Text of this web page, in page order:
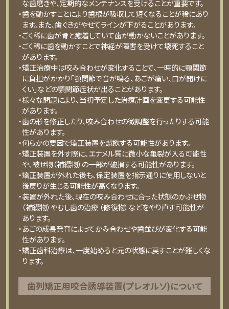
な歯磨きや、定期的なメンテナンスを受けることが重要です。
・歯を動かすことにより歯根が吸収して短くなることが稀にあり
ます。また、歯ぐきがやせてラインが下がることがあります。
・ごく稀に歯が骨と癒着していて歯が動かないことがあります。
・ごく稀に歯を動かすことで神経が障害を受けて壊死すること
があります。
・矯正治療中は咬み合わせが変化することで、一時的に顎関節
に負担がかかり「顎関節で音が鳴る、あごが痛い、口が開けに
くい」などの顎関節症状が出ることがあります。
・様々な問題により、当初予定した治療計画を変更する可能性
があります。
・歯の形を修正したり、咬み合わせの微調整を行ったりする可能
性があります。
・何らかの要因で矯正装置を誤飲する可能性があります。
・矯正装置を外す際に、エナメル質に微小な亀裂が入る可能性
や、被せ物（補綴物）の一部が破損する可能性があります。
・矯正装置が外れた後も、保定装置を指示通りに使用しないと
後戻りが生じる可能性が高くなります。
・装置が外れた後、現在の咬み合わせに合った状態のかぶせ物
（補綴物）やむし歯の治療 （修復物）などをやり直す可能性が
あります。
・あごの成長発育によってかみ合わせや歯並びが変化する可能
性があります。
・矯正歯科治療は、一度始めると元の状態に戻すことが難しくな
ります。
⻭列矯正⽤咬合誘導装置(プレオルソ)について